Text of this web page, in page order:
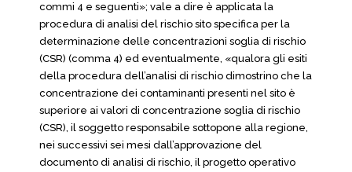
commi 4 e seguenti»; vale a dire è applicata la
procedura di analisi del rischio sito specifica per la
determinazione delle concentrazioni soglia di rischio
(CSR) (comma 4) ed eventualmente, «qualora gli esiti
della procedura dell’analisi di rischio dimostrino che la
concentrazione dei contaminanti presenti nel sito è
superiore ai valori di concentrazione soglia di rischio
(CSR), il soggetto responsabile sottopone alla regione,
nei successivi sei mesi dall’approvazione del
documento di analisi di rischio, il progetto operativo